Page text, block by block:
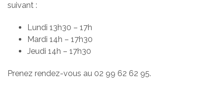
suivant :
Lundi 13h30 – 17h
Mardi 14h – 17h30
Jeudi 14h – 17h30
Prenez rendez-vous au 02 99 62 62 95.